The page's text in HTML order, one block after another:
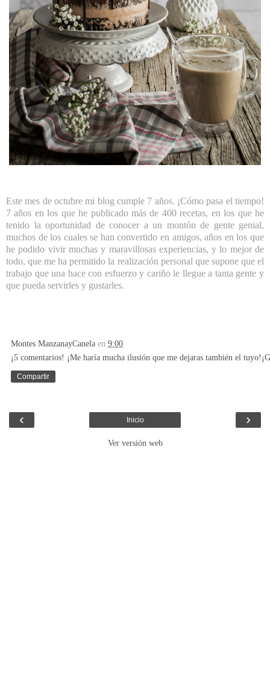
Este mes de octubre mi blog cumple 7 años. ¡Cómo pasa el tiempo!
7 años en los que he publicado más de 400 recetas, en los que he
tenido la oportunidad de conocer a un montón de gente genial,
muchos de los cuales se han convertido en amigos, años en los que
he podido vivir muchas y maravillosas experiencias, y lo mejor de
todo, que me ha permitido la realización personal que supone que el
trabajo que una hace con esfuerzo y cariño le llegue a tanta gente y
que pueda servirles y gustarles.
Montes ManzanayCanela en 9:00
¡5 comentarios! ¡Me haría mucha ilusión que me dejaras también el
Compartir
‹ ›
Inicio
Ver versión web